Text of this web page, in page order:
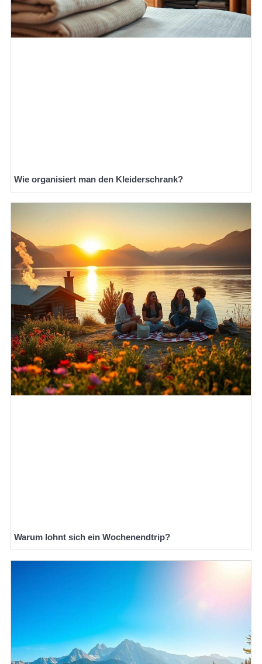
Wie organisiert man den Kleiderschrank?
Warum lohnt sich ein Wochenendtrip?